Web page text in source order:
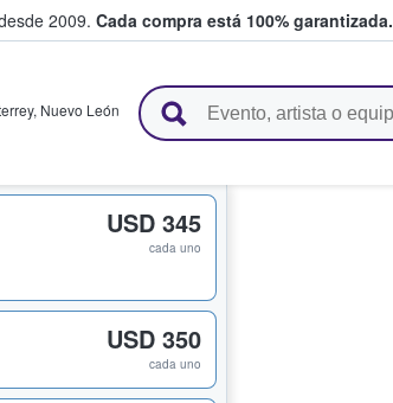
2009. Cada compra está 100% garantizada.
boletos
, Nuevo León
USD 345
cada uno
USD 350
cada uno